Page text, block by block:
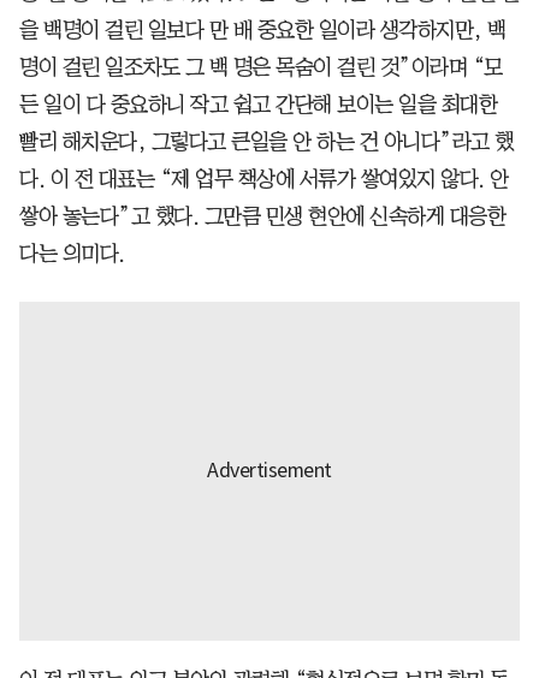
을 백명이 걸린 일보다 만 배 중요한 일이라 생각하지만, 백
명이 걸린 일조차도 그 백 명은 목숨이 걸린 것”이라며 “모
든 일이 다 중요하니 작고 쉽고 간단해 보이는 일을 최대한
빨리 해치운다, 그렇다고 큰일을 안 하는 건 아니다”라고 했
다. 이 전 대표는 “제 업무 책상에 서류가 쌓여있지 않다. 안
쌓아 놓는다”고 했다. 그만큼 민생 현안에 신속하게 대응한
다는 의미다.